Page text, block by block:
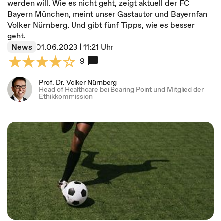
werden will. Wie es nicht geht, zeigt aktuell der FC
Bayern München, meint unser Gastautor und Bayernfan
Volker Nürnberg. Und gibt fünf Tipps, wie es besser
geht.
News 01.06.2023 | 11:21 Uhr
9
Prof. Dr. Volker Nürnberg
Head of Healthcare bei Bearing Point und Mitglied der
Ethikkommission